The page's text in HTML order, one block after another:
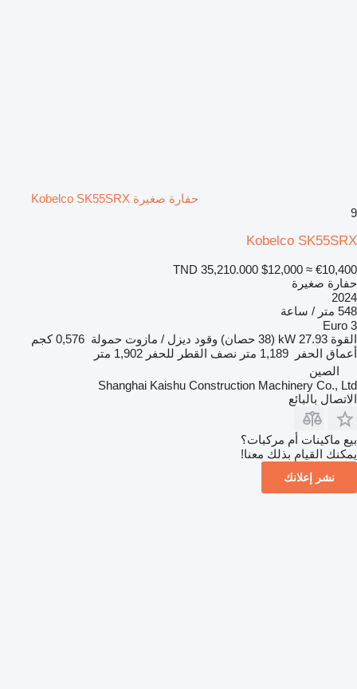
حفارة صغيرة Kobelco SK55SRX
9
Kobelco SK55SRX
TND 35,210.000 $12,000 ≈ €10,400
حفارة صغيرة
2024
548 متر / ساعة
Euro 3
القوة 27.93 kW (38 حصان) وقود ديزل / مازوت حمولة 0,576 كجم
أعماق الحفر
1,189 متر نصف القطر للحفر 1,902 متر
الصين
Shanghai Kaishu Construction Machinery Co., Ltd
الاتصال بالبائع
بيع ماكينات أم مركبات؟
يمكنك القيام بذلك معنا!
نشر إعلانك